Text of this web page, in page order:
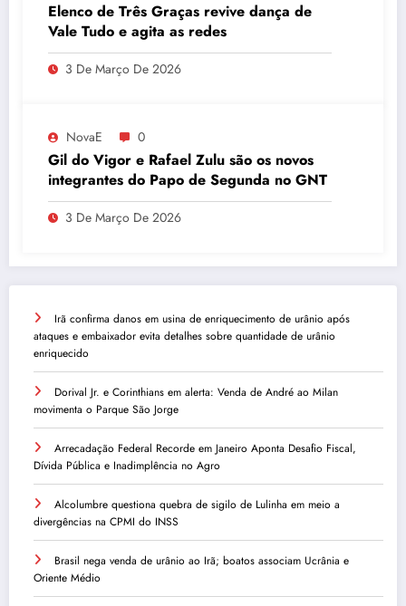
Elenco de Três Graças revive dança de
Vale Tudo e agita as redes
3 De Março De 2026
NovaE 0
Gil do Vigor e Rafael Zulu são os novos
integrantes do Papo de Segunda no GNT
3 De Março De 2026
Irã confirma danos em usina de enriquecimento de urânio após
ataques e embaixador evita detalhes sobre quantidade de urânio
enriquecido
Dorival Jr. e Corinthians em alerta: Venda de André ao Milan
movimenta o Parque São Jorge
Arrecadação Federal Recorde em Janeiro Aponta Desafio Fiscal,
Dívida Pública e Inadimplência no Agro
Alcolumbre questiona quebra de sigilo de Lulinha em meio a
divergências na CPMI do INSS
Brasil nega venda de urânio ao Irã; boatos associam Ucrânia e
Oriente Médio